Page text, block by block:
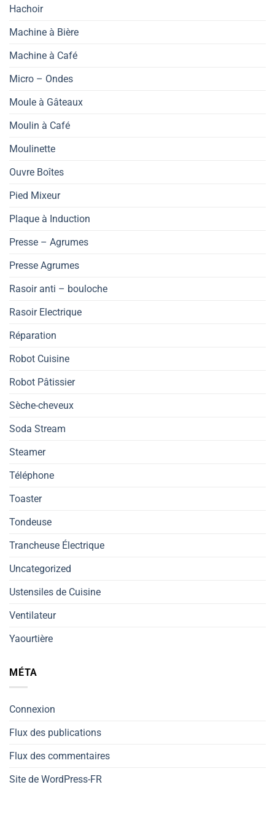
Hachoir
Machine à Bière
Machine à Café
Micro – Ondes
Moule à Gâteaux
Moulin à Café
Moulinette
Ouvre Boîtes
Pied Mixeur
Plaque à Induction
Presse – Agrumes
Presse Agrumes
Rasoir anti – bouloche
Rasoir Electrique
Réparation
Robot Cuisine
Robot Pâtissier
Sèche-cheveux
Soda Stream
Steamer
Téléphone
Toaster
Tondeuse
Trancheuse Électrique
Uncategorized
Ustensiles de Cuisine
Ventilateur
Yaourtière
MÉTA
Connexion
Flux des publications
Flux des commentaires
Site de WordPress-FR